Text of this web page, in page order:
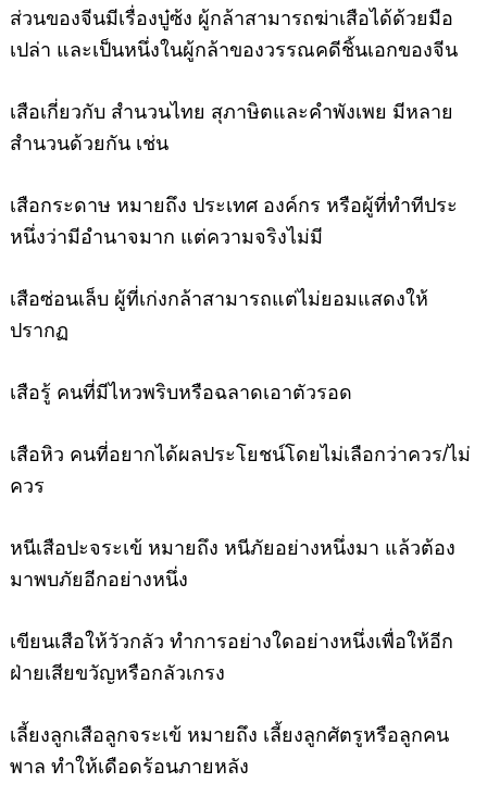
ส่วนของจีนมีเรื่องบู๋ซ้ง ผู้กล้าสามารถฆ่าเสือได้ด้วยมือ
เปล่า และเป็นหนึ่งในผู้กล้าของวรรณคดีชิ้นเอกของจีน
เสือเกี่ยวกับ สำนวนไทย สุภาษิตและคำพังเพย มีหลาย
สำนวนด้วยกัน เช่น
เสือกระดาษ หมายถึง ประเทศ องค์กร หรือผู้ที่ทำทีประ
หนึ่งว่ามีอำนาจมาก แต่ความจริงไม่มี
เสือซ่อนเล็บผู้ที่เก่งกล้าสามารถแต่ไม่ยอมแสดงให้
ปรากฏ
เสือรู้ คนที่มีไหวพริบหรือฉลาดเอาตัวรอด
เสือหิว คนที่อยากได้ผลประโยชน์โดยไม่เลือกว่าควร/ไม่
ควร
หนีเสือปะจระเข้ หมายถึง หนีภัยอย่างหนึ่งมา แล้วต้อง
มาพบภัยอีกอย่างหนึ่ง
เขียนเสือให้วัวกลัว ทำการอย่างใดอย่างหนึ่งเพื่อให้อีก
ฝ่ายเสียขวัญหรือกลัวเกรง
เลี้ยงลูกเสือลูกจระเข้ หมายถึง เลี้ยงลูกศัตรูหรือลูกคน
พาล ทำให้เดือดร้อนภายหลัง